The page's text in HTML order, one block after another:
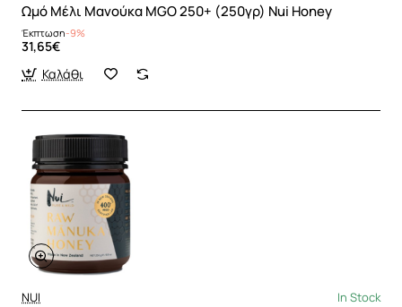
Ωμό Μέλι Μανούκα MGO 250+ (250γρ) Nui Honey
Έκπτωση-9%
31,65€
Καλάθι
NUI In Stock